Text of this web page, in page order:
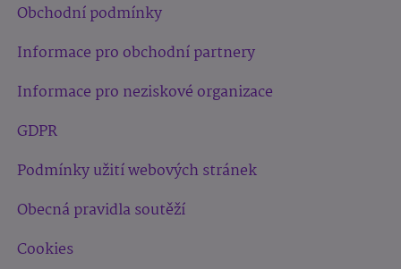
Obchodní podmínky
Informace pro obchodní partnery
Informace pro neziskové organizace
GDPR
Podmínky užití webových stránek
Obecná pravidla soutěží
Cookies